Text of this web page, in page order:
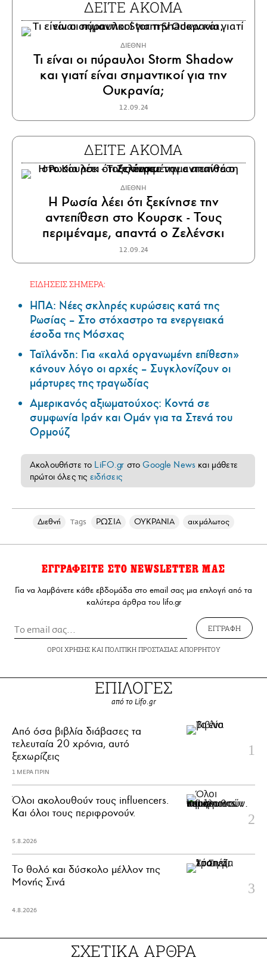
ΔΕΙΤΕ ΑΚΟΜΑ
ΔΙΕΘΝΗ
Τι είναι οι πύραυλοι Storm Shadow
και γιατί είναι σημαντικοί για την
Ουκρανία;
12.09.24
ΔΕΙΤΕ ΑΚΟΜΑ
ΔΙΕΘΝΗ
Η Ρωσία λέει ότι ξεκίνησε την
αντεπίθεση στο Κουρσκ - Τους
περιμέναμε, απαντά ο Ζελένσκι
12.09.24
ΕΙΔΗΣΕΙΣ ΣΗΜΕΡΑ:
ΗΠΑ: Nέες σκληρές κυρώσεις κατά της
Ρωσίας – Στο στόχαστρο τα ενεργειακά
έσοδα της Μόσχας
Ταϊλάνδη: Για «καλά οργανωμένη επίθεση»
κάνουν λόγο οι αρχές – Συγκλονίζουν οι
μάρτυρες της τραγωδίας
Αμερικανός αξιωματούχος: Κοντά σε
συμφωνία Ιράν και Ομάν για τα Στενά του
Ορμούζ
Ακολουθήστε το LiFO.gr στοGoogle News και μάθετε
πρώτοι όλες τις ειδήσεις
Διεθνή Tags ΡΩΣΙΑ ΟΥΚΡΑΝΙΑ αιχμάλωτος
ΕΓΓΡΑΦΕΙΤΕ ΣΤΟ NEWSLETTER ΜΑΣ
Για να λαμβάνετε κάθε εβδομάδα στο email σας μια επιλογή από τα
καλύτερα άρθρα του lifo.gr
ΕΓΓΡΑΦΗ
ΟΡΟΙ ΧΡΗΣΗΣΚΑΙ ΠΟΛΙΤΙΚΗ ΠΡΟΣΤΑΣΙΑΣ ΑΠΟΡΡΗΤΟΥ
ΕΠΙΛΟΓΕΣ
από το Lifo.gr
Από όσα βιβλία διάβασες τα
τελευταία 20 χρόνια, αυτό
ξεχωρίζεις
1 ΜΕΡΑ ΠΡΙΝ
Όλοι ακολουθούν τους influencers.
Και όλοι τους περιφρονούν.
5.8.2026
Το θολό και δύσκολο μέλλον της
Μονής Σινά
4.8.2026
ΣΧΕΤΙΚΑ ΑΡΘΡΑ